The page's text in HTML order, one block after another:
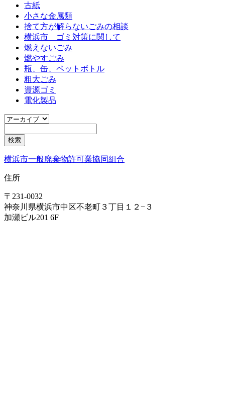
古紙
小さな金属類
捨て方が解らないごみの相談
横浜市 ゴミ対策に関して
燃えないごみ
燃やすごみ
瓶、缶、ペットボトル
粗大ごみ
資源ゴミ
電化製品
横浜市一般廃棄物許可業協同組合
住所
〒231-0032
神奈川県横浜市中区不老町３丁目１２−３
加瀬ビル201 6F